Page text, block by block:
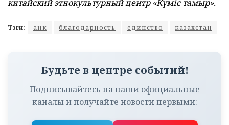
китайский этнокультурный центр «Күміс тамыр».
Тэги: анк благодарность единство казахстан
Будьте в центре событий!
Подписывайтесь на наши официальные
каналы и получайте новости первыми: